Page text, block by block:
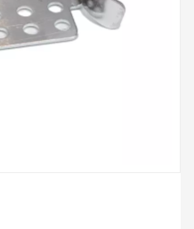
español
português